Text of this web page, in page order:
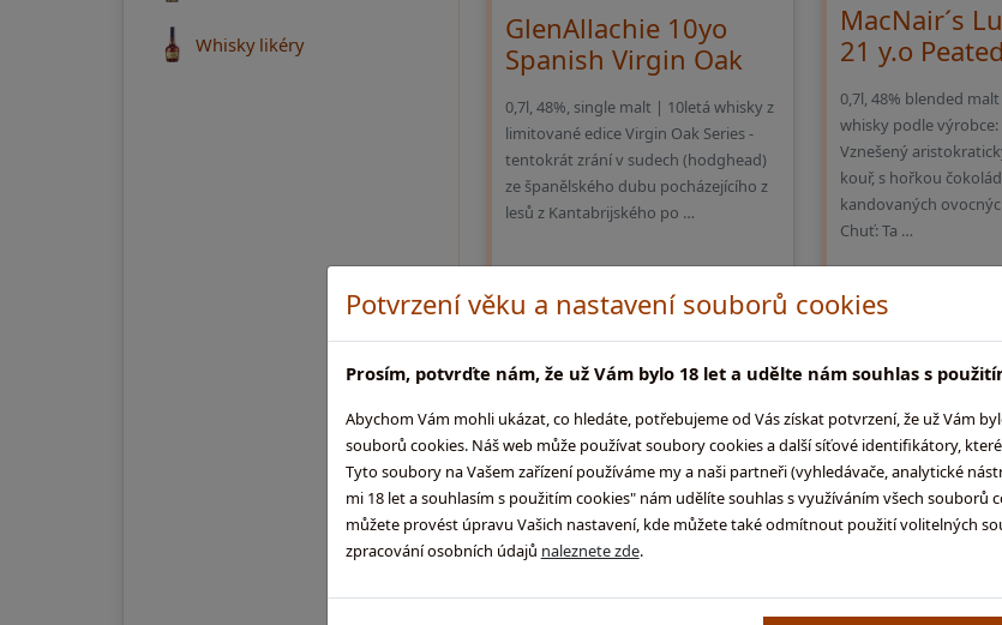
Potvrzení věku a nastavení souborů cookies
Prosím, potvrďte nám, že už Vám bylo 18 let a udělte nám souhlas s
Abychom Vám mohli ukázat, co hledáte, potřebujeme od Vás získat potvrzení, že už Vám
souborů cookies. Náš web může používat soubory cookies a další síťové identifikátory,
Tyto soubory na Vašem zařízení používáme my a naši partneři (vyhledávače, analytické
mi 18 let a souhlasím s použitím cookies" nám udělíte souhlas s využíváním všech souborů
můžete provést úpravu Vašich nastavení, kde můžete také odmítnout použití volitelných
zpracování osobních údajů naleznete zde.
Whisky likéry
GlenAllachie 10yo
Spanish Virgin Oak
0,7l, 48%, single malt | 10letá whisky z
limitované edice Virgin Oak Series -
tentokrát zrání v sudech (hodghead)
ze španělského dubu pocházejícího z
lesů z Kantabrijského po …
2 389,- Do košíku
skladem na prodejně
MacNair´s
21 y.o Peated
0,7l, 48% blended
whisky podle výrobce:
Vznešený
kouř, s hořkou
kandovaných
Chuť: Ta …
3 849,-
externí